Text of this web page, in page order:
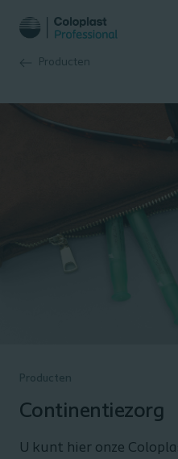
Producten
Producten
Continentiezorg
U kunt hier onze